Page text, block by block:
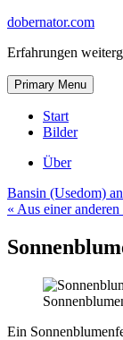
Skip
content
dobernator.com
Erfahrungen
Primary Menu Skip
to
Start
Bilder
Über
Bansin (Usedom)
« Aus einer
Ein